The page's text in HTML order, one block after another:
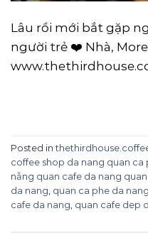
Lâu rồi mới bắt gặp
người trẻ ❤️ Nhà,
Posted in
coffee shop da nang quan
nẵng quan cafe da nang
da nang quan ca phe da nang
cafe da nang quan cafe dep